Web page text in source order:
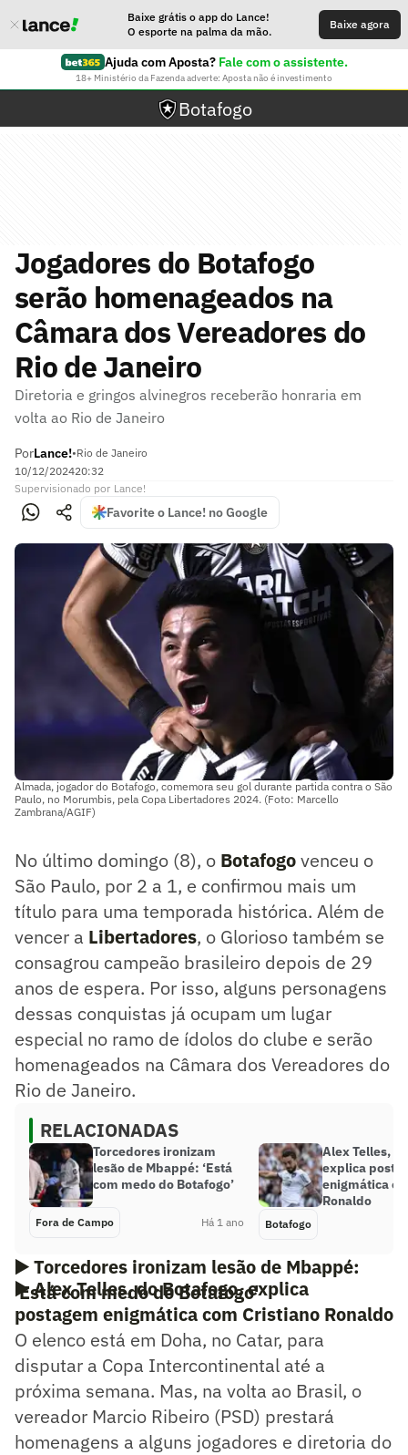
Baixe grátis o app do Lance!
O esporte na palma da mão.
Baixe agora
Ajuda com Aposta? Fale com o assistente.
18+ Ministério da Fazenda adverte: Aposta não é investimento
Botafogo
Jogadores do Botafogo
serão homenageados na
Câmara dos Vereadores do
Rio de Janeiro
Diretoria e gringos alvinegros receberão honraria em
volta ao Rio de Janeiro
PorLance!•Rio de Janeiro
10/12/202420:32
Supervisionado por Lance!
Favorite o Lance! no Google
Almada, jogador do Botafogo, comemora seu gol durante partida contra o São
Paulo, no Morumbis, pela Copa Libertadores 2024. (Foto: Marcello
Zambrana/AGIF)
No último domingo (8), o Botafogovenceu o
São Paulo, por 2 a 1, e confirmou mais um
título para uma temporada histórica. Além de
vencer a Libertadores, o Glorioso também se
consagrou campeão brasileiro depois de 29
anos de espera. Por isso, alguns personagens
dessas conquistas já ocupam um lugar
especial no ramo de ídolos do clube e serão
homenageados na Câmara dos Vereadores do
Rio de Janeiro.
RELACIONADAS
Torcedores ironizam
lesão de Mbappé: ‘Está
com medo do Botafogo’
Fora de Campo Há 1 ano
Alex Telles,
explica
enigmática
Ronaldo
Botafogo
▶️Torcedores ironizam lesão de Mbappé:
'Está com medo do Botafogo'
▶️Alex Telles, do Botafogo, explica
postagem enigmática com Cristiano Ronaldo
O elenco está em Doha, no Catar, para
disputar a Copa Intercontinental até a
próxima semana. Mas, na volta ao Brasil, o
vereador Marcio Ribeiro (PSD) prestará
homenagens a alguns jogadores e diretoria do